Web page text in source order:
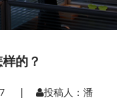
的？
| 投稿人：潘